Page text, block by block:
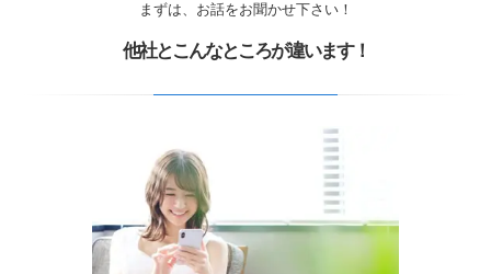
まずは、お話をお聞かせ下さい！
他社とこんなところが違います！